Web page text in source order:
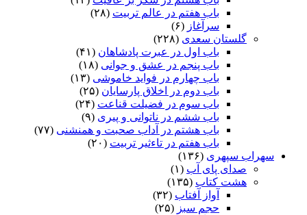
باب هفتم در عالم تربیت (۲۸)
سرآغاز (۶)
گلستان سعدی (۲۲۸)
باب اول در عبرت پادشاهان (۴۱)
باب پنجم در عشق و جوانى (۱۸)
باب چهارم در فواید خاموشى (۱۳)
باب دوم در اخلاق پارسایان (۲۵)
باب سوم در فضیلت قناعت (۲۴)
باب ششم در ناتوانى و پیرى (۹)
باب هشتم در آداب صحبت و همنشنى (۷۷)
باب هفتم در تاءثیر تربیت (۲۰)
سهراب سپهری (۱۳۶)
صدای پای آب (۱)
هشت کتاب (۱۳۵)
آواز آفتاب (۳۲)
حجم سبز (۲۵)